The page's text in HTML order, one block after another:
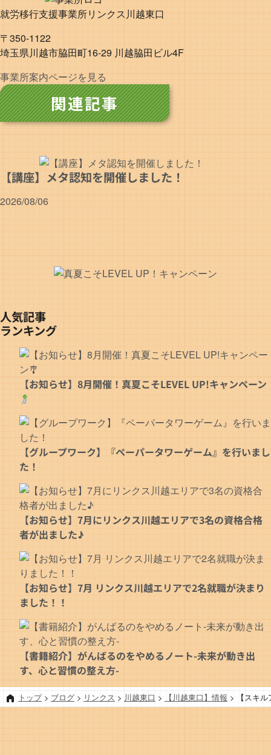
トップ> ブログ > リンクス > 川越東口 > 【川越東口】情報 > 【スキ
就労移行支援事業所リンクス川越東口
〒350-1122
埼玉県川越市脇田町16-29 川越脇田ビル4F
事業所案内ページを見る
関連記事
【講座】メタ認知を開催しました！
2026/08/06
人気記事
ランキング
【お知らせ】8月開催！真夏こそLEVEL UP!キャンペーン
【グループワーク】『ペーパータワーゲーム』を行いまし
た！
【お知らせ】7月にリンクス川越エリアで3名の資格合格
者が出ました♪
【お知らせ】7月 リンクス川越エリアで2名就職が決まり
ました！！
【書籍紹介】がんばるのをやめるノート-未来が動き出
す、心と習慣の整え方-